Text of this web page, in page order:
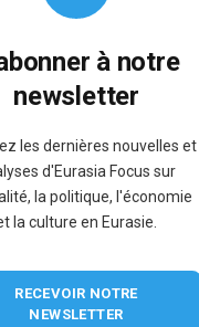
à notre
newsletter
les dernières nouvelles et
d'Eurasia Focus sur
la politique, l'économie
la culture en Eurasie.
RECEVOIR NOTRE
NEWSLETTER